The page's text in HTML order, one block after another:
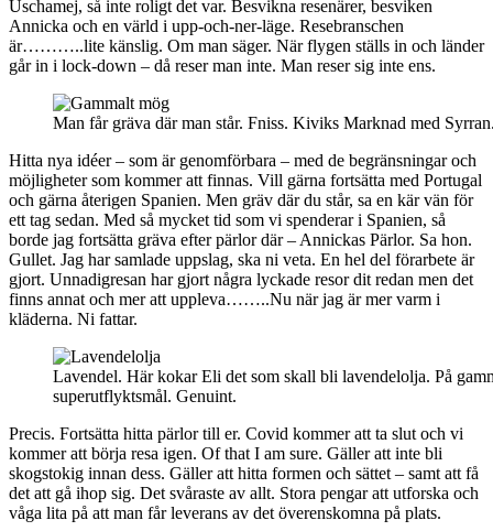
Uschamej, så inte roligt det var. Besvikna resenärer, besviken
Annicka och en värld i upp-och-ner-läge. Resebranschen
är………..lite känslig. Om man säger. När flygen ställs in och länder
går in i lock-down – då reser man inte. Man reser sig inte ens.
Man får gräva där man står. Fniss. Kiviks Marknad med
Hitta nya idéer – som är genomförbara – med de begränsningar och
möjligheter som kommer att finnas. Vill gärna fortsätta med Portugal
och gärna återigen Spanien. Men gräv där du står, sa en kär vän för
ett tag sedan. Med så mycket tid som vi spenderar i Spanien, så
borde jag fortsätta gräva efter pärlor där – Annickas Pärlor. Sa hon.
Gullet. Jag har samlade uppslag, ska ni veta. En hel del förarbete är
gjort. Unnadigresan har gjort några lyckade resor dit redan men det
finns annat och mer att uppleva……..Nu när jag är mer varm i
kläderna. Ni fattar.
Lavendel. Här kokar Eli det som skall bli lavendelolja. På
superutflyktsmål. Genuint.
Precis. Fortsätta hitta pärlor till er. Covid kommer att ta slut och vi
kommer att börja resa igen. Of that I am sure. Gäller att inte bli
skogstokig innan dess. Gäller att hitta formen och sättet – samt att få
det att gå ihop sig. Det svåraste av allt. Stora pengar att utforska och
våga lita på att man får leverans av det överenskomna på plats.